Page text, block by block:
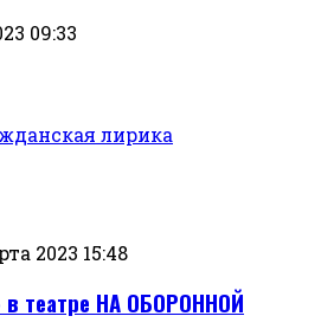
09:33
лирика
2023 15:48
театре НА ОБОРОННОЙ